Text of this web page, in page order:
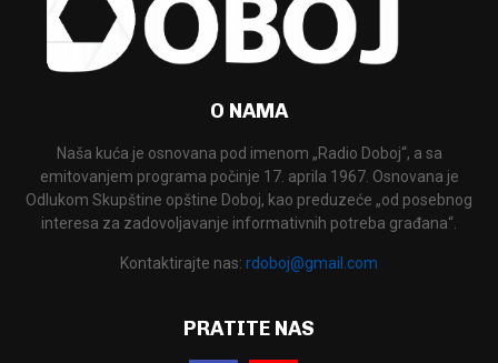
O NAMA
Naša kuća je osnovana pod imenom „Radio Doboj“, a sa
emitovanjem programa počinje 17. aprila 1967. Osnovana je
Odlukom Skupštine opštine Doboj, kao preduzeće „od posebnog
interesa za zadovoljavanje informativnih potreba građana“.
Kontaktirajte nas: rdoboj@gmail.com
PRATITE NAS